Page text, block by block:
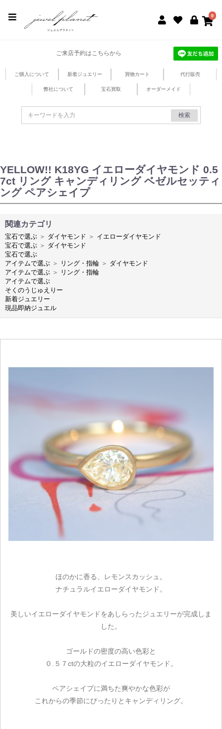
0
ご来店予約はこちらから
ご購入について 新着ジュエリー 買物カート 代行販売
弊社について 宝石買取 オーダーメイド
検索
YELLOW!! K18YG イエローダイヤモンド 0.5
7ct リング キャンディリング ベゼルセッティ
ング ペアシェイプ
関連カテゴリ
宝石で選ぶ ＞ ダイヤモンド ＞ イエローダイヤモンド
宝石で選ぶ ＞ ダイヤモンド
宝石で選ぶ
アイテムで選ぶ ＞ リング・指輪 ＞ ダイヤモンド
アイテムで選ぶ ＞
リング・指輪
アイテムで選ぶ
そくのうじゅえりー
新着ジュエリー
現品即納ジュエル
ほのかに香る、レモンスカッシュ。
ナチュラルイエローダイヤモンド。
美しいイエローダイヤモンドをあしらったジュエリーが完成しま
した。
ゴールドの密度の高い色彩と
０.５７ctの大粒のイエローダイヤモンド。
ペアシェイプに満ちた爽やかな色彩が
これからの季節にぴったりとキャンディリング。